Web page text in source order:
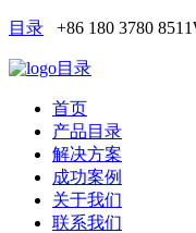
目录 +86 180 3780 8511
目录
首页
产品目录
解决方案
成功案例
关于我们
联系我们